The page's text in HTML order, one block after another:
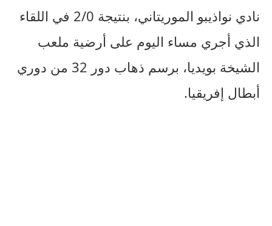
نادي نواذيبو الموريتاني، بنتيجة 2/0 في اللقاء
الذي أجري مساء اليوم على أرضية ملعب
الشيخة بويديا، برسم ذهاب دور 32 من دوري
أبطال إفريقيا.